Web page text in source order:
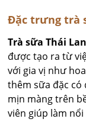
Đặc trưng trà
Trà sữa Thái Lan
được tạo ra từ
với gia vị như
thêm sữa đặc
mịn màng trên
viên giúp làm